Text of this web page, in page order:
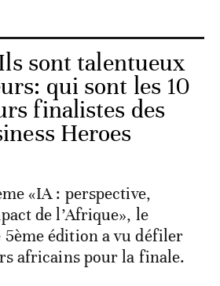
sont talentueux
qui sont les 10
finalistes des
Heroes
«IA : perspective,
de l’Afrique», le
5ème édition a vu défiler
africains pour la finale.